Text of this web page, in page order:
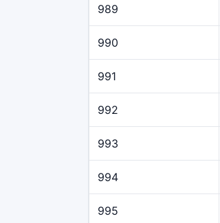
989
990
991
992
993
994
995